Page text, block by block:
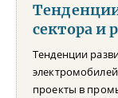
сектора и
Тенденции
проекты в